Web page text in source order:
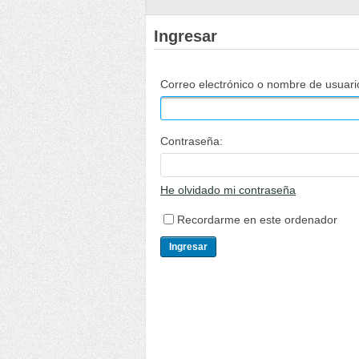
Ingresar
Correo electrónico o nombre de
Contraseña:
He olvidado mi contraseña
Recordarme en este ordenador